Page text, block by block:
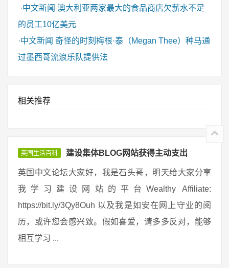
·中文新闻 澳大利亚两家最大的食品商店欠薪水不足
的员工10亿美元
·中文新闻 奇怪的时刻梅根·泰（Megan Thee）种马通
过墨西哥流浪乐队提供法
相关推荐
英国生活百科 建设集体BLOG网站获得主动支出
英国中文论坛大家好，我是石头哥，明天给大家分享
我学习建设网站的平台Wealthy Affiliate:
https://bit.ly/3Qy8Ouh 以及我是如安在网上守业的阅
历，或许您会感兴致。假如喜爱，请多多反对，能够
相互学习 ...